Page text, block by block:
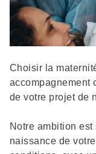
Description
Choisir la
accompagnement
de votre projet de
Notre ambition
naissance de